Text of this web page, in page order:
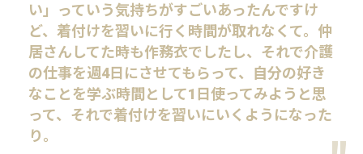
い」っていう気持ちがすごいあったんですけ
ど、着付けを習いに行く時間が取れなくて。仲
居さんしてた時も作務衣でしたし、それで介護
の仕事を週4日にさせてもらって、自分の好き
なことを学ぶ時間として1日使ってみようと思
って、それで着付けを習いにいくようになった
り。